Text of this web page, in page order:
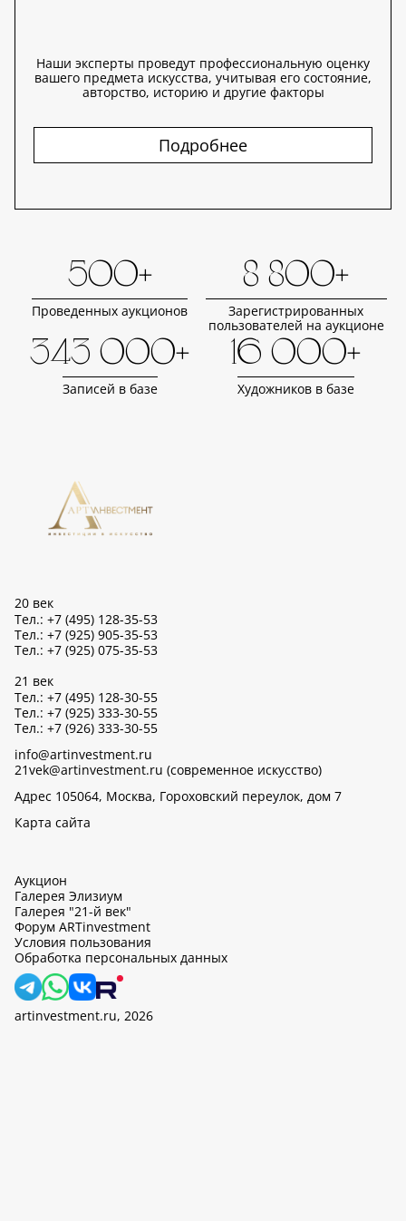
Наши эксперты проведут профессиональную оценку
вашего предмета искусства, учитывая его состояние,
авторство, историю и другие факторы
Подробнее
500+
Проведенных аукционов
8 800+
Зарегистрированных
пользователей на аукционе
343 000+
Записей в базе
16 000+
Художников в базе
20 век
Тел.: +7 (495) 128-35-53
Тел.: +7 (925) 905-35-53
Тел.: +7 (925) 075-35-53
21 век
Тел.: +7 (495) 128-30-55
Тел.: +7 (925) 333-30-55
Тел.: +7 (926) 333-30-55
info@artinvestment.ru
21vek@artinvestment.ru (современное искусство)
Адрес 105064, Москва, Гороховский переулок, дом 7
Карта сайта
Аукцион
Галерея Элизиум
Галерея "21-й век"
Форум ARTinvestment
Условия пользования
Обработка персональных данных
artinvestment.ru, 2026